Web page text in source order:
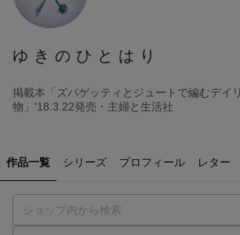
ゆきのひとはり
掲載本「ズパゲッティとジュートで編むデイ
物」'18.3.22発売・主婦と生活社
作品一覧 シリーズ プロフィール レター